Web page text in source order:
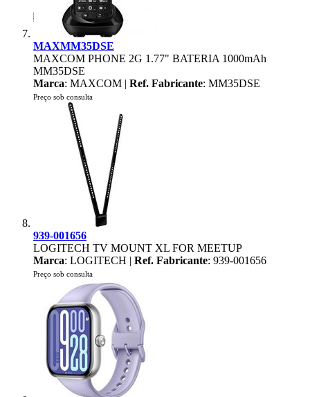
MAXMM35DSE
MAXCOM PHONE 2G 1.77" BATERIA 1000mAh
MM35DSE
Marca: MAXCOM | Ref. Fabricante: MM35DSE
Preço sob consulta
939-001656
LOGITECH TV MOUNT XL FOR MEETUP
Marca: LOGITECH | Ref. Fabricante: 939-001656
Preço sob consulta